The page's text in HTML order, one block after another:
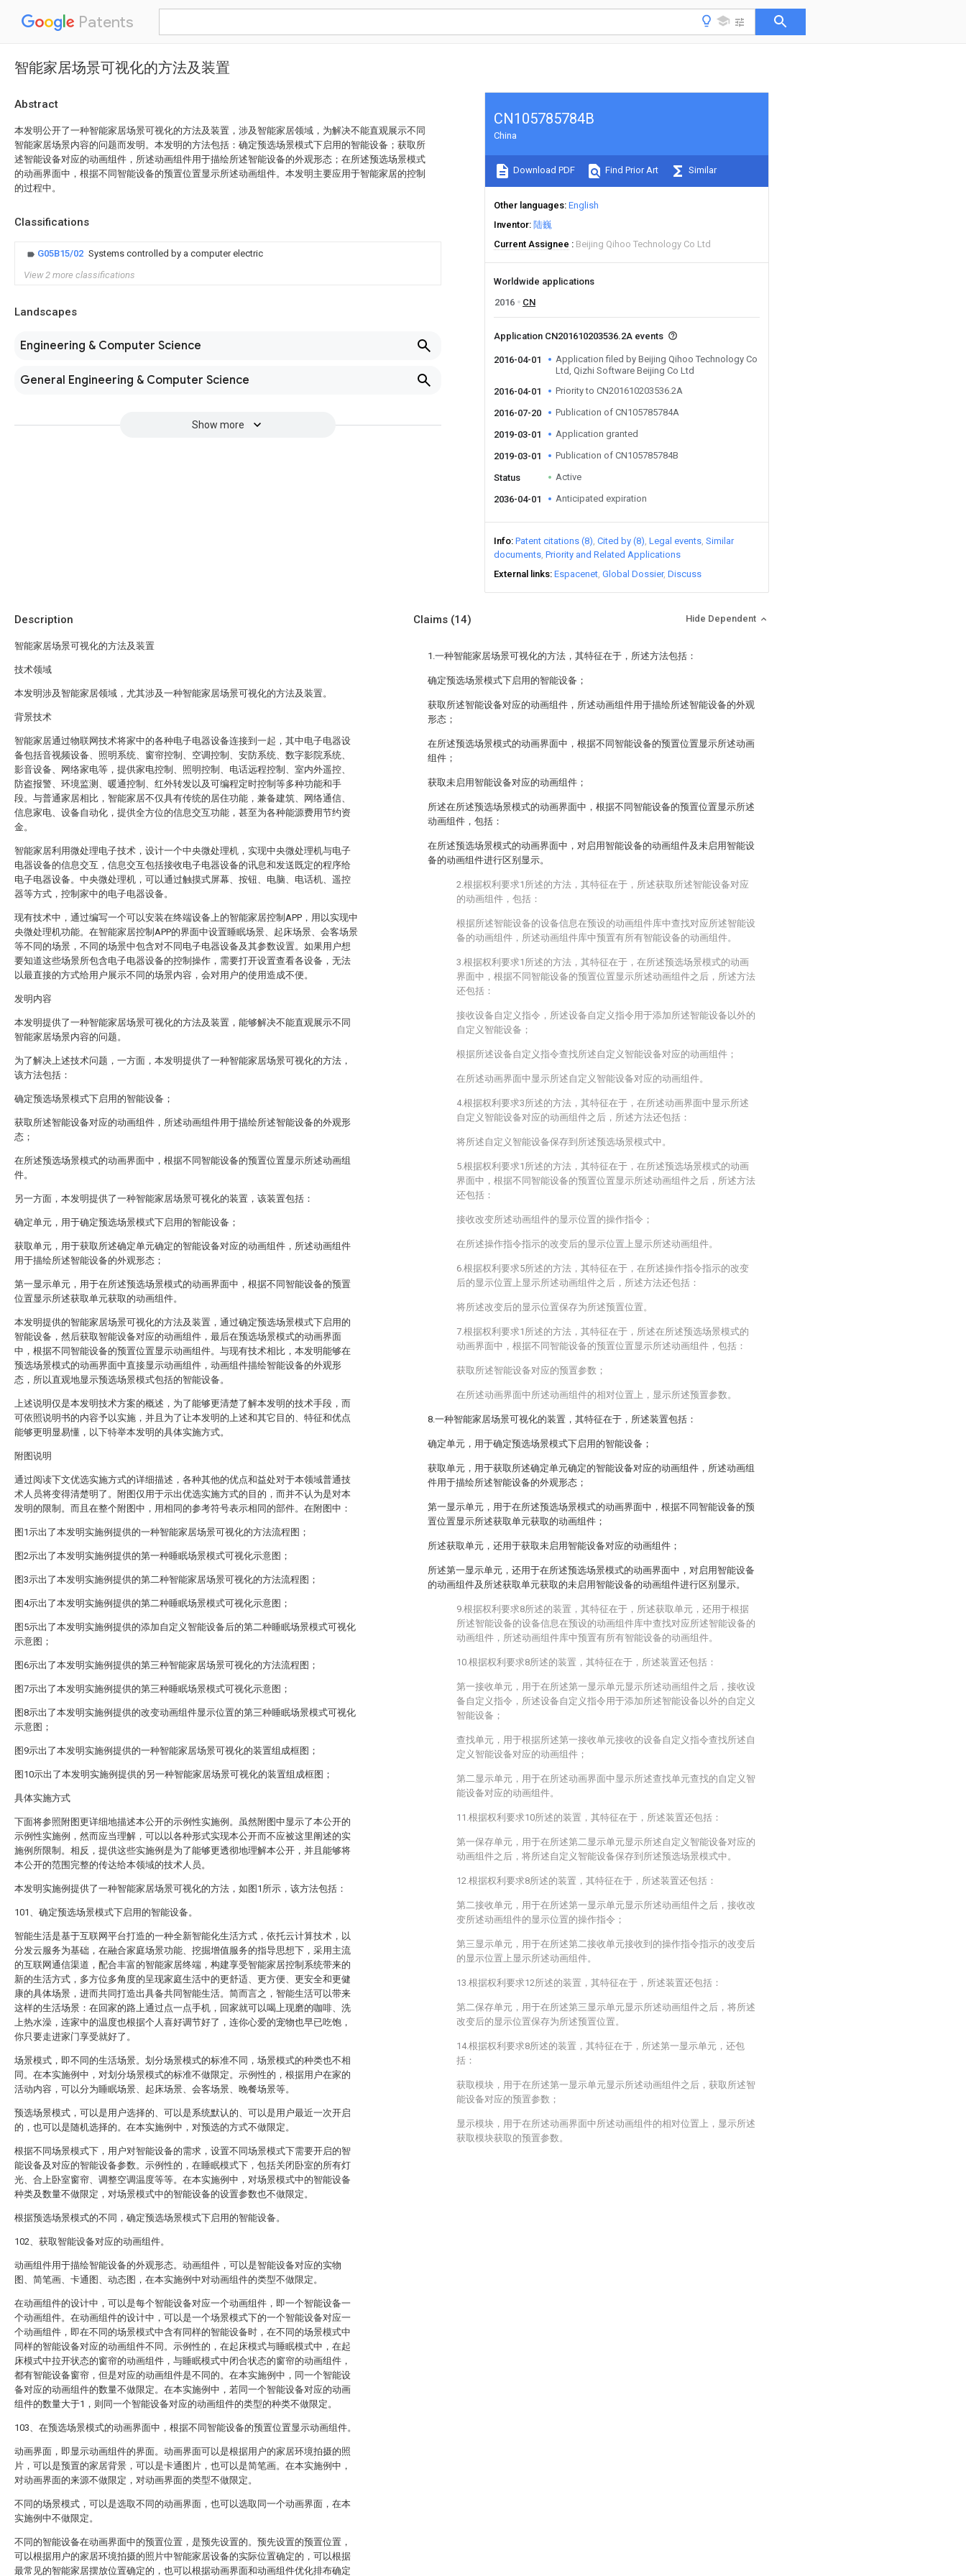
Patents
智能家居场景可视化的方法及装置
Abstract
本发明公开了一种智能家居场景可视化的方法及装置，涉及智能家居领域，为解决不能直观展示不同
智能家居场景内容的问题而发明。本发明的方法包括：确定预选场景模式下启用的智能设备；获取所
述智能设备对应的动画组件，所述动画组件用于描绘所述智能设备的外观形态；在所述预选场景模式
的动画界面中，根据不同智能设备的预置位置显示所述动画组件。本发明主要应用于智能家居的控制
的过程中。
Classifications
G05B15/02 Systems controlled by a computer electric
View 2 more classifications
Landscapes
Engineering & Computer Science
General Engineering & Computer Science
Show more
CN105785784B
China
Download PDF Find Prior Art Similar
Other languages English
Inventor 陆巍
Current Assignee
Beijing Qihoo Technology Co Ltd
Worldwide applications
2016
CN
Application CN201610203536.2A events
2016-04-01
Application filed by Beijing Qihoo Technology Co
Ltd, Qizhi Software Beijing Co Ltd
2016-04-01
Priority to CN201610203536.2A
2016-07-20 Publication of CN105785784A
2019-03-01 Application granted
2019-03-01 Publication of CN105785784B
Status Active
2036-04-01 Anticipated expiration
Info Patent citations (8) Cited by (8) Legal events Similar
documents Priority and Related Applications
External links Espacenet Global Dossier Discuss
Description
智能家居场景可视化的方法及装置
技术领域
本发明涉及智能家居领域，尤其涉及一种智能家居场景可视化的方法及装置。
背景技术
智能家居通过物联网技术将家中的各种电子电器设备连接到一起，其中电子电器设
备包括音视频设备、照明系统、窗帘控制、空调控制、安防系统、数字影院系统、
影音设备、网络家电等，提供家电控制、照明控制、电话远程控制、室内外遥控、
防盗报警、环境监测、暖通控制、红外转发以及可编程定时控制等多种功能和手
段。与普通家居相比，智能家居不仅具有传统的居住功能，兼备建筑、网络通信、
信息家电、设备自动化，提供全方位的信息交互功能，甚至为各种能源费用节约资
金。
智能家居利用微处理电子技术，设计一个中央微处理机，实现中央微处理机与电子
电器设备的信息交互，信息交互包括接收电子电器设备的讯息和发送既定的程序给
电子电器设备。中央微处理机，可以通过触摸式屏幕、按钮、电脑、电话机、遥控
器等方式，控制家中的电子电器设备。
现有技术中，通过编写一个可以安装在终端设备上的智能家居控制APP，用以实现中
央微处理机功能。在智能家居控制APP的界面中设置睡眠场景、起床场景、会客场景
等不同的场景，不同的场景中包含对不同电子电器设备及其参数设置。如果用户想
要知道这些场景所包含电子电器设备的控制操作，需要打开设置查看各设备，无法
以最直接的方式给用户展示不同的场景内容，会对用户的使用造成不便。
发明内容
本发明提供了一种智能家居场景可视化的方法及装置，能够解决不能直观展示不同
智能家居场景内容的问题。
为了解决上述技术问题，一方面，本发明提供了一种智能家居场景可视化的方法，
该方法包括：
确定预选场景模式下启用的智能设备；
获取所述智能设备对应的动画组件，所述动画组件用于描绘所述智能设备的外观形
态；
在所述预选场景模式的动画界面中，根据不同智能设备的预置位置显示所述动画组
件。
另一方面，本发明提供了一种智能家居场景可视化的装置，该装置包括：
确定单元，用于确定预选场景模式下启用的智能设备；
获取单元，用于获取所述确定单元确定的智能设备对应的动画组件，所述动画组件
用于描绘所述智能设备的外观形态；
第一显示单元，用于在所述预选场景模式的动画界面中，根据不同智能设备的预置
位置显示所述获取单元获取的动画组件。
本发明提供的智能家居场景可视化的方法及装置，通过确定预选场景模式下启用的
智能设备，然后获取智能设备对应的动画组件，最后在预选场景模式的动画界面
中，根据不同智能设备的预置位置显示动画组件。与现有技术相比，本发明能够在
预选场景模式的动画界面中直接显示动画组件，动画组件描绘智能设备的外观形
态，所以直观地显示预选场景模式包括的智能设备。
上述说明仅是本发明技术方案的概述，为了能够更清楚了解本发明的技术手段，而
可依照说明书的内容予以实施，并且为了让本发明的上述和其它目的、特征和优点
能够更明显易懂，以下特举本发明的具体实施方式。
附图说明
通过阅读下文优选实施方式的详细描述，各种其他的优点和益处对于本领域普通技
术人员将变得清楚明了。附图仅用于示出优选实施方式的目的，而并不认为是对本
发明的限制。而且在整个附图中，用相同的参考符号表示相同的部件。在附图中：
图1示出了本发明实施例提供的一种智能家居场景可视化的方法流程图；
图2示出了本发明实施例提供的第一种睡眠场景模式可视化示意图；
图3示出了本发明实施例提供的第二种智能家居场景可视化的方法流程图；
图4示出了本发明实施例提供的第二种睡眠场景模式可视化示意图；
图5示出了本发明实施例提供的添加自定义智能设备后的第二种睡眠场景模式可视化
示意图；
图6示出了本发明实施例提供的第三种智能家居场景可视化的方法流程图；
图7示出了本发明实施例提供的第三种睡眠场景模式可视化示意图；
图8示出了本发明实施例提供的改变动画组件显示位置的第三种睡眠场景模式可视化
示意图；
图9示出了本发明实施例提供的一种智能家居场景可视化的装置组成框图；
图10示出了本发明实施例提供的另一种智能家居场景可视化的装置组成框图；
具体实施方式
下面将参照附图更详细地描述本公开的示例性实施例。虽然附图中显示了本公开的
示例性实施例，然而应当理解，可以以各种形式实现本公开而不应被这里阐述的实
施例所限制。相反，提供这些实施例是为了能够更透彻地理解本公开，并且能够将
本公开的范围完整的传达给本领域的技术人员。
本发明实施例提供了一种智能家居场景可视化的方法，如图1所示，该方法包括：
101、确定预选场景模式下启用的智能设备。
智能生活是基于互联网平台打造的一种全新智能化生活方式，依托云计算技术，以
分发云服务为基础，在融合家庭场景功能、挖掘增值服务的指导思想下，采用主流
的互联网通信渠道，配合丰富的智能家居终端，构建享受智能家居控制系统带来的
新的生活方式，多方位多角度的呈现家庭生活中的更舒适、更方便、更安全和更健
康的具体场景，进而共同打造出具备共同智能生活。简而言之，智能生活可以带来
这样的生活场景：在回家的路上通过点一点手机，回家就可以喝上现磨的咖啡、洗
上热水澡，连家中的温度也根据个人喜好调节好了，连你心爱的宠物也早已吃饱，
你只要走进家门享受就好了。
场景模式，即不同的生活场景。划分场景模式的标准不同，场景模式的种类也不相
同。在本实施例中，对划分场景模式的标准不做限定。示例性的，根据用户在家的
活动内容，可以分为睡眠场景、起床场景、会客场景、晚餐场景等。
预选场景模式，可以是用户选择的、可以是系统默认的、可以是用户最近一次开启
的，也可以是随机选择的。在本实施例中，对预选的方式不做限定。
根据不同场景模式下，用户对智能设备的需求，设置不同场景模式下需要开启的智
能设备及对应的智能设备参数。示例性的，在睡眠模式下，包括关闭卧室的所有灯
光、合上卧室窗帘、调整空调温度等等。在本实施例中，对场景模式中的智能设备
种类及数量不做限定，对场景模式中的智能设备的设置参数也不做限定。
根据预选场景模式的不同，确定预选场景模式下启用的智能设备。
102、获取智能设备对应的动画组件。
动画组件用于描绘智能设备的外观形态。动画组件，可以是智能设备对应的实物
图、简笔画、卡通图、动态图，在本实施例中对动画组件的类型不做限定。
在动画组件的设计中，可以是每个智能设备对应一个动画组件，即一个智能设备一
个动画组件。在动画组件的设计中，可以是一个场景模式下的一个智能设备对应一
个动画组件，即在不同的场景模式中含有同样的智能设备时，在不同的场景模式中
同样的智能设备对应的动画组件不同。示例性的，在起床模式与睡眠模式中，在起
床模式中拉开状态的窗帘的动画组件，与睡眠模式中闭合状态的窗帘的动画组件，
都有智能设备窗帘，但是对应的动画组件是不同的。在本实施例中，同一个智能设
备对应的动画组件的数量不做限定。在本实施例中，若同一个智能设备对应的动画
组件的数量大于1，则同一个智能设备对应的动画组件的类型的种类不做限定。
103、在预选场景模式的动画界面中，根据不同智能设备的预置位置显示动画组件。
动画界面，即显示动画组件的界面。动画界面可以是根据用户的家居环境拍摄的照
片，可以是预置的家居背景，可以是卡通图片，也可以是简笔画。在本实施例中，
对动画界面的来源不做限定，对动画界面的类型不做限定。
不同的场景模式，可以是选取不同的动画界面，也可以选取同一个动画界面，在本
实施例中不做限定。
不同的智能设备在动画界面中的预置位置，是预先设置的。预先设置的预置位置，
可以根据用户的家居环境拍摄的照片中智能家居设备的实际位置确定的，可以根据
最常见的智能家居摆放位置确定的，也可以根据动画界面和动画组件优化排布确定
Claims (14) Hide Dependent
1.一种智能家居场景可视化的方法，其特征在于，所述方法包括：
确定预选场景模式下启用的智能设备；
获取所述智能设备对应的动画组件，所述动画组件用于描绘所述智能设备的外观
形态；
在所述预选场景模式的动画界面中，根据不同智能设备的预置位置显示所述动画
组件；
获取未启用智能设备对应的动画组件；
所述在所述预选场景模式的动画界面中，根据不同智能设备的预置位置显示所述
动画组件，包括：
在所述预选场景模式的动画界面中，对启用智能设备的动画组件及未启用智能设
备的动画组件进行区别显示。
2.根据权利要求1所述的方法，其特征在于，所述获取所述智能设备对应
的动画组件，包括：
根据所述智能设备的设备信息在预设的动画组件库中查找对应所述智能设
备的动画组件，所述动画组件库中预置有所有智能设备的动画组件。
3.根据权利要求1所述的方法，其特征在于，在所述预选场景模式的动画
界面中，根据不同智能设备的预置位置显示所述动画组件之后，所述方法
还包括：
接收设备自定义指令，所述设备自定义指令用于添加所述智能设备以外的
自定义智能设备；
根据所述设备自定义指令查找所述自定义智能设备对应的动画组件；
在所述动画界面中显示所述自定义智能设备对应的动画组件。
4.根据权利要求3所述的方法，其特征在于，在所述动画界面中显示所述
自定义智能设备对应的动画组件之后，所述方法还包括：
将所述自定义智能设备保存到所述预选场景模式中。
5.根据权利要求1所述的方法，其特征在于，在所述预选场景模式的动画
界面中，根据不同智能设备的预置位置显示所述动画组件之后，所述方法
还包括：
接收改变所述动画组件的显示位置的操作指令；
在所述操作指令指示的改变后的显示位置上显示所述动画组件。
6.根据权利要求5所述的方法，其特征在于，在所述操作指令指示的改变
后的显示位置上显示所述动画组件之后，所述方法还包括：
将所述改变后的显示位置保存为所述预置位置。
7.根据权利要求1所述的方法，其特征在于，所述在所述预选场景模式的
动画界面中，根据不同智能设备的预置位置显示所述动画组件，包括：
获取所述智能设备对应的预置参数；
在所述动画界面中所述动画组件的相对位置上，显示所述预置参数。
8.一种智能家居场景可视化的装置，其特征在于，所述装置包括：
确定单元，用于确定预选场景模式下启用的智能设备；
获取单元，用于获取所述确定单元确定的智能设备对应的动画组件，所述动画组
件用于描绘所述智能设备的外观形态；
第一显示单元，用于在所述预选场景模式的动画界面中，根据不同智能设备的预
置位置显示所述获取单元获取的动画组件；
所述获取单元，还用于获取未启用智能设备对应的动画组件；
所述第一显示单元，还用于在所述预选场景模式的动画界面中，对启用智能设备
的动画组件及所述获取单元获取的未启用智能设备的动画组件进行区别显示。
9.根据权利要求8所述的装置，其特征在于，所述获取单元，还用于根据
所述智能设备的设备信息在预设的动画组件库中查找对应所述智能设备的
动画组件，所述动画组件库中预置有所有智能设备的动画组件。
10.根据权利要求8所述的装置，其特征在于，所述装置还包括：
第一接收单元，用于在所述第一显示单元显示所述动画组件之后，接收设
备自定义指令，所述设备自定义指令用于添加所述智能设备以外的自定义
智能设备；
查找单元，用于根据所述第一接收单元接收的设备自定义指令查找所述自
定义智能设备对应的动画组件；
第二显示单元，用于在所述动画界面中显示所述查找单元查找的自定义智
能设备对应的动画组件。
11.根据权利要求10所述的装置，其特征在于，所述装置还包括：
第一保存单元，用于在所述第二显示单元显示所述自定义智能设备对应的
动画组件之后，将所述自定义智能设备保存到所述预选场景模式中。
12.根据权利要求8所述的装置，其特征在于，所述装置还包括：
第二接收单元，用于在所述第一显示单元显示所述动画组件之后，接收改
变所述动画组件的显示位置的操作指令；
第三显示单元，用于在所述第二接收单元接收到的操作指令指示的改变后
的显示位置上显示所述动画组件。
13.根据权利要求12所述的装置，其特征在于，所述装置还包括：
第二保存单元，用于在所述第三显示单元显示所述动画组件之后，将所述
改变后的显示位置保存为所述预置位置。
14.根据权利要求8所述的装置，其特征在于，所述第一显示单元，还包
括：
获取模块，用于在所述第一显示单元显示所述动画组件之后，获取所述智
能设备对应的预置参数；
显示模块，用于在所述动画界面中所述动画组件的相对位置上，显示所述
获取模块获取的预置参数。